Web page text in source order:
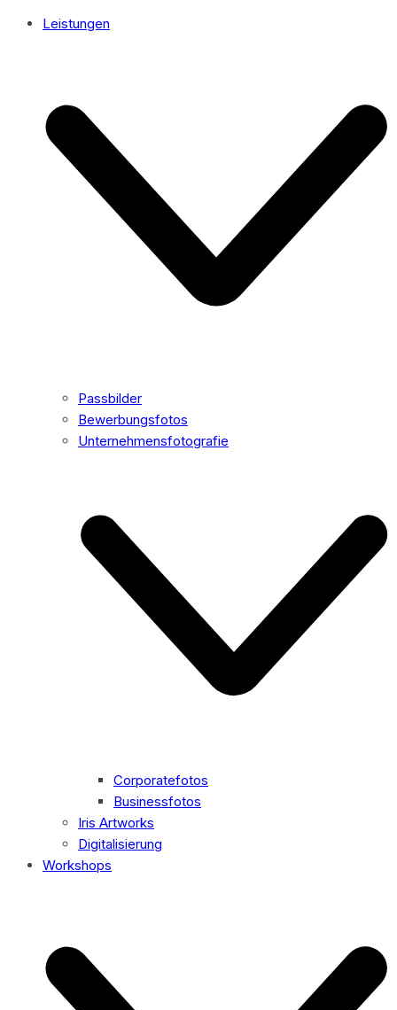
Leistungen
Passbilder
Bewerbungsfotos
Unternehmensfotografie
Corporatefotos
Businessfotos
Iris Artworks
Digitalisierung
Workshops